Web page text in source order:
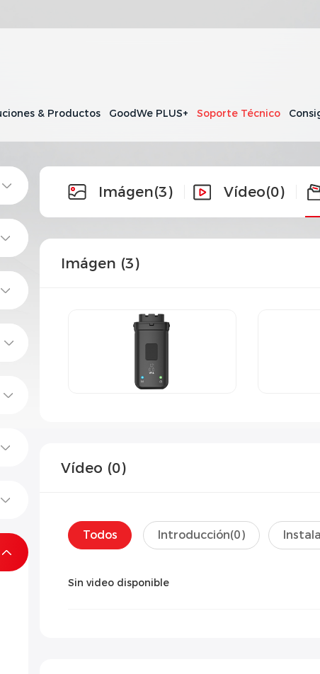
& Productos GoodWe PLUS+ Soporte Técnico
Imágen(3) Vídeo(0)
Imágen (3)
Vídeo (0)
Todos Introducción(0)
Sin video disponible